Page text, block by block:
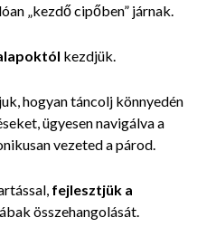
„kezdő cipőben” járnak.
kezdjük.
hogyan táncolj könnyedén
ügyesen navigálva a
vezeted a párod.
fejlesztjük a
összehangolását.